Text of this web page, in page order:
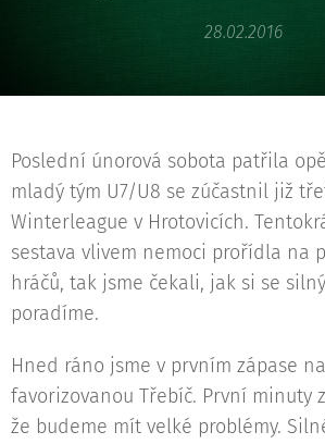
28.02.2016
Poslední únorová sobota patřila
mladý tým U7/U8 se zúčastnil již
Winterleague v Hrotovicích.
sestava vlivem nemoci prořídla na
hráčů, tak jsme čekali, jak si se
poradíme.
Hned ráno jsme v prvním zápase
favorizovanou Třebíč. První minuty
že budeme mít velké problémy.